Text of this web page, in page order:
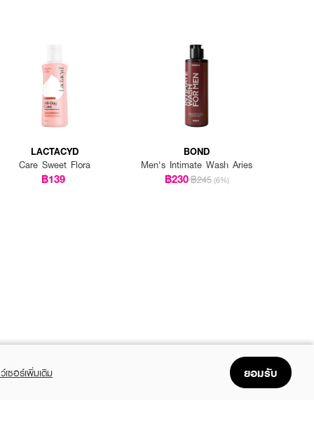
LACTACYD
Care Sweet Flora
฿139
BOND
Men's Intimate Wash Aries
฿230฿245 (6%)
เซอร์เพิ่มเติม ยอมรับ